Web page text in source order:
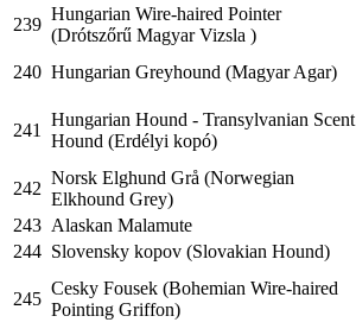
239
Hungarian Wire-haired Pointer
(Drótszőrű Magyar Vizsla )
240 Hungarian Greyhound (Magyar Agar)
241
Hungarian Hound - Transylvanian Scent
Hound (Erdélyi kopó)
242
Norsk Elghund Grå (Norwegian
Elkhound Grey)
243 Alaskan Malamute
244 Slovensky kopov (Slovakian Hound)
245
Cesky Fousek (Bohemian Wire-haired
Pointing Griffon)